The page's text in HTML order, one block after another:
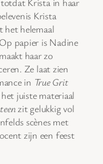
Krista
het helemaal
papier is Nadine
haar zo
Ze laat zien
in True Grit
juiste materiaal
zit gelukkig vol
scènes met
zijn een feest